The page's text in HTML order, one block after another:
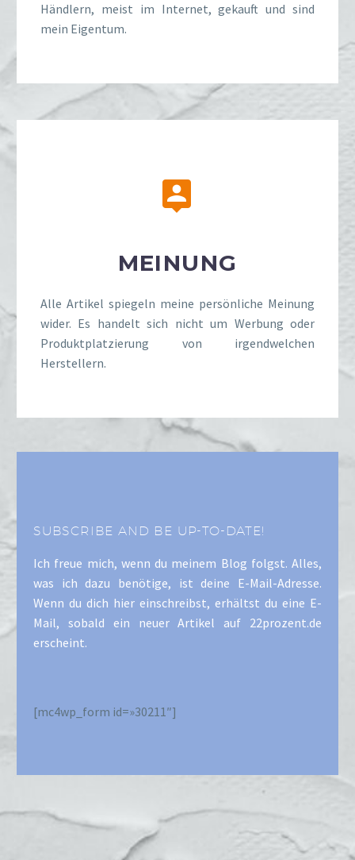
Händlern, meist im Internet, gekauft und sind
mein Eigentum.


MEINUNG
Alle Artikel spiegeln meine persönliche Meinung
wider. Es handelt sich nicht um Werbung oder
Produktplatzierung von irgendwelchen
Herstellern.
SUBSCRIBE AND BE UP-TO-DATE!
Ich freue mich, wenn du meinem Blog folgst. Alles,
was ich dazu benötige, ist deine E-Mail-Adresse.
Wenn du dich hier einschreibst, erhältst du eine E-
Mail, sobald ein neuer Artikel auf 22prozent.de
erscheint.
[mc4wp_form id=»30211″]